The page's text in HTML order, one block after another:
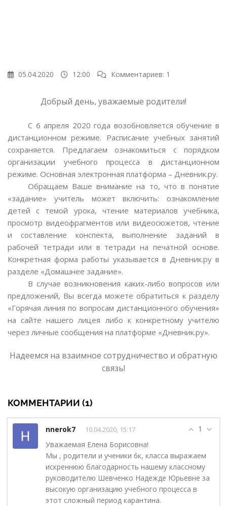
05.04.2020 12:00 Комментариев: 1
Добрый день, уважаемые родители!
С 6 апреля 2020 года возобновляется обучение в
дистанционном режиме. Расписание учебных занятий
сохраняется. Предлагаем ознакомиться с порядком
организации учебного процесса в дистанционном
режиме. Основная электронная платформа – Дневник.ру.
Обращаем Ваше внимание на то, что в понятие
«задание» учитель может включить: ознакомление
детей с темой урока, чтение материалов учебника,
просмотр видеофрагментов или видеосюжетов, чтение
и составление конспекта, выполнение заданий в
рабочей тетради или в тетради на печатной основе.
Конкретная форма работы указывается в Дневник.ру в
разделе «Домашнее задание».
В случае возникновения каких-либо вопросов или
предложений, Вы всегда можете обратиться к разделу
«Горячая линия по вопросам дистанционного обучения»
на сайте нашего лицея либо к конкретному учителю
через личные сообщения на платформе «Дневник.ру».
Надеемся на взаимное сотрудничество и обратную
связь!
КОММЕНТАРИИ (1)
1
nnerok7 10.04.2020, 15:17
Уважаемая Елена Борисовна!
Мы , родители и ученики 6к, класса выражаем
искреннюю благодарность нашему классному
руководителю Шевченко Надежде Юрьевне за
высокую организацию учебного процесса в
этот сложный период карантина.